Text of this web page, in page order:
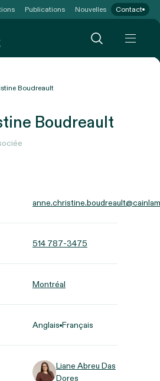
Publications Nouvelles Contact
Boudreault
Boudreault
514 787-3475
Montréal
Anglais Français
Liane Abreu Das
Dores